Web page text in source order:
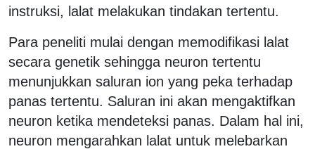
instruksi, lalat melakukan tindakan tertentu.
Para peneliti mulai dengan memodifikasi lalat
secara genetik sehingga neuron tertentu
menunjukkan saluran ion yang peka terhadap
panas tertentu. Saluran ini akan mengaktifkan
neuron ketika mendeteksi panas. Dalam hal ini,
neuron mengarahkan lalat untuk melebarkan